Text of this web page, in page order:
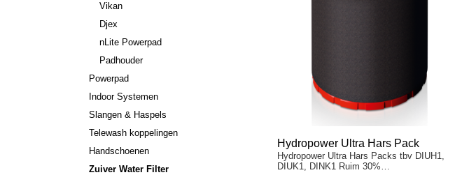
Vikan
Djex
nLite Powerpad
Padhouder
Powerpad
Indoor Systemen
Slangen & Haspels
Telewash koppelingen
Handschoenen
Zuiver Water Filter
Hydropower Ultra Hars Pack
Hydropower Ultra Hars Packs tbv DIUH1,
DIUK1, DINK1 Ruim 30%…